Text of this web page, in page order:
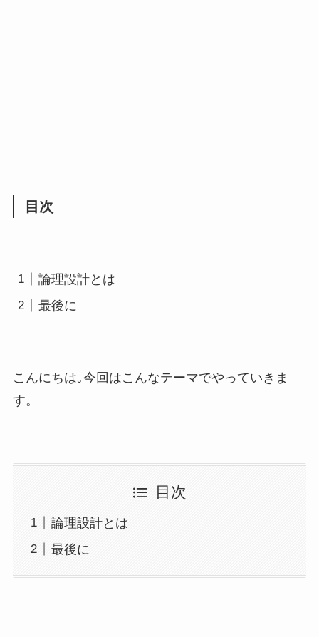
目次
論理設計とは
最後に
こんにちは｡今回はこんなテーマでやっていきま
す。
目次
論理設計とは
最後に